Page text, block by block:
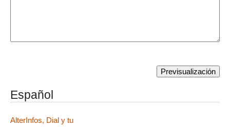
Español
AlterInfos, Dial y tu